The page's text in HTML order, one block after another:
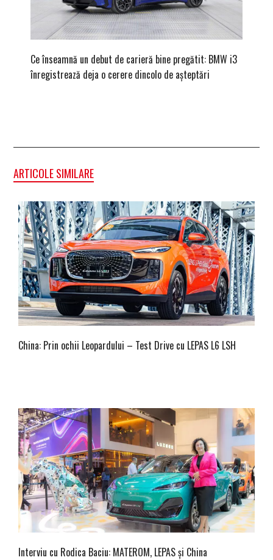
Ce înseamnă un debut de carieră bine pregătit: BMW i3
înregistrează deja o cerere dincolo de așteptări
ARTICOLE SIMILARE
China: Prin ochii Leopardului – Test Drive cu LEPAS L6 LSH
Interviu cu Rodica Baciu: MATEROM, LEPAS și China